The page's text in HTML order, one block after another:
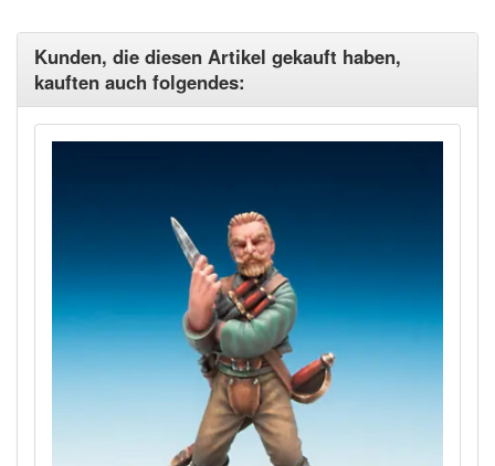
Kunden, die diesen Artikel gekauft haben,
kauften auch folgendes: